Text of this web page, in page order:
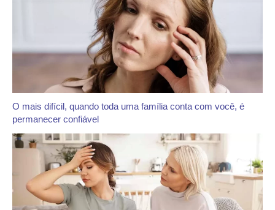
O mais difícil, quando toda uma família conta com você, é
permanecer confiável